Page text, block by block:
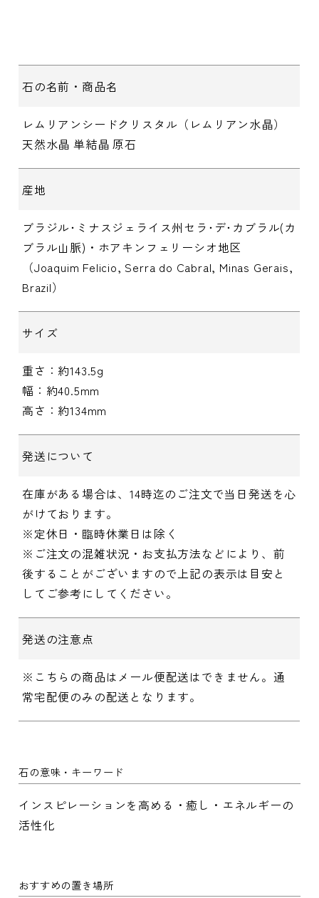
石の名前・商品名
レムリアンシードクリスタル（レムリアン水晶）
天然水晶 単結晶 原石
産地
ブラジル･ミナスジェライス州セラ･デ･カブラル(カ
ブラル山脈)・ホアキンフェリーシオ地区
（Joaquim Felicio, Serra do Cabral, Minas Gerais,
Brazil）
サイズ
重さ：約143.5g
幅：約40.5mm
高さ：約134mm
発送について
在庫がある場合は、14時迄のご注文で当日発送を心
がけております。
※定休日・臨時休業日は除く
※ご注文の混雑状況・お支払方法などにより、前
後することがございますので上記の表示は目安と
してご参考にしてください。
発送の注意点
※こちらの商品はメール便配送はできません。通
常宅配便のみの配送となります。
石の意味・キーワード
インスピレーションを高める・癒し・エネルギーの
活性化
おすすめの置き場所